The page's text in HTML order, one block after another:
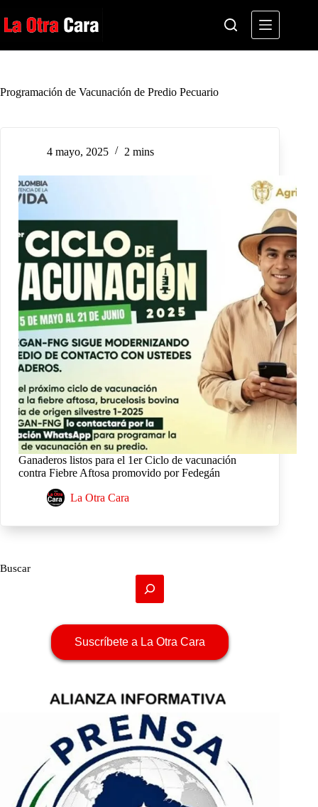
al
contenido
Programación de Vacunación de Predio Pecuario
4 mayo, 2025 2 mins
Ganaderos listos para el 1er Ciclo de vacunación
contra Fiebre Aftosa promovido por Fedegán
La Otra Cara
Buscar
Suscríbete a La Otra Cara